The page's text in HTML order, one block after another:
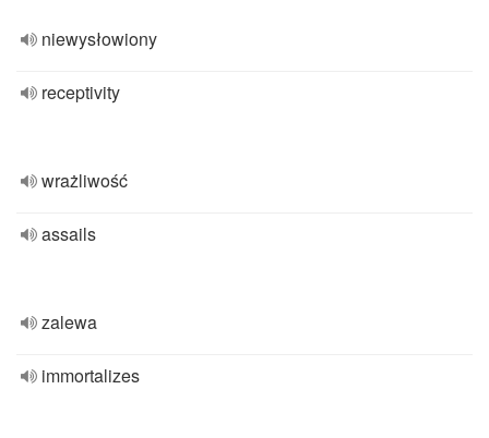
niewysłowiony
receptivity
wrażliwość
assails
zalewa
immortalizes